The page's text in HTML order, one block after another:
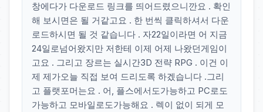
창에다가 다운로드 링크를 띄어드렸으니깐요 . 확인
해 보시면은 될 거같고요 . 한 번씩 클릭하셔서 다운
로드하시면 될 것 같습니다 . 자22일이라면 어 지금
24일로넘어왔지만 저한테 이제 어제 나왔던게임이
고요 . 그리고 장르는 실시간3D 전략 RPG . 이건 이
제 제가오늘 직접 보여 드리도록 하겠습니다 .그리
고 플랫포머는요 . 어, 플스에서도가능하고 PC로도
가능하고 모바일로도가능해요 . 렉이 없이 되게 모